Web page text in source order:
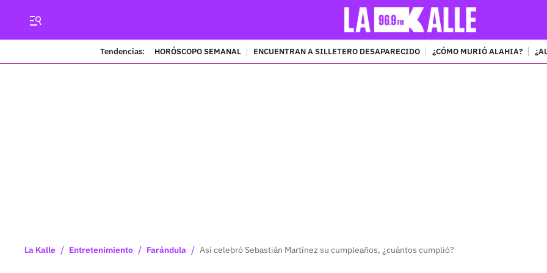
Tendencias: HORÓSCOPO SEMANAL ENCUENTRAN A SILLETERO DESAPARECIDO ¿CÓMO MURIÓ ALAHIA?
La Kalle / Entretenimiento / Farándula / Así celebró Sebastián Martínez su cumpleaños, ¿cuántos cumplió?